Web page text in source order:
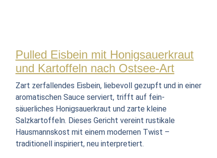
Pulled Eisbein mit Honigsauerkraut
und Kartoffeln nach Ostsee-Art
Zart zerfallendes Eisbein, liebevoll gezupft und in einer
aromatischen Sauce serviert, trifft auf fein-
säuerliches Honigsauerkraut und zarte kleine
Salzkartoffeln. Dieses Gericht vereint rustikale
Hausmannskost mit einem modernen Twist –
traditionell inspiriert, neu interpretiert.